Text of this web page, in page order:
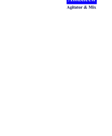
BỒN CHỨA GIẢI NHIỆT
Bồn chứa giải nhiệt